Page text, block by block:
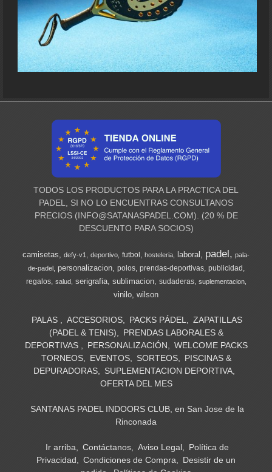
TODOS LOS PRODUCTOS PARA LA PRACTICA DEL
PADEL, SI NO LO ENCUENTRAS CONSULTANOS
PRECIOS (INFO@SATANASPADEL.COM). (20 % DE
DESCUENTO PARA SOCIOS)
camisetas defy-v1 deportivo futbol hosteleria laboral padel
pala-
de-padel
personalizacion polos prendas-deportivas publicidad
regalos
salud serigrafia sublimacion sudaderas suplementacion
vinilo wilson
PALAS ACCESORIOS PACKS PÁDEL
ZAPATILLAS
(PADEL & TENIS)
PRENDAS LABORALES &
DEPORTIVAS
PERSONALIZACIÓN
WELCOME PACKS
TORNEOS
EVENTOS SORTEOS
PISCINAS &
DEPURADORAS
SUPLEMENTACION DEPORTIVA
OFERTA DEL MES
SANTANAS PADEL INDOORS CLUB, en San Jose de la
Rinconada
Ir arriba Contáctanos Aviso Legal
Política de
Privacidad
Condiciones de Compra
Desistir de un